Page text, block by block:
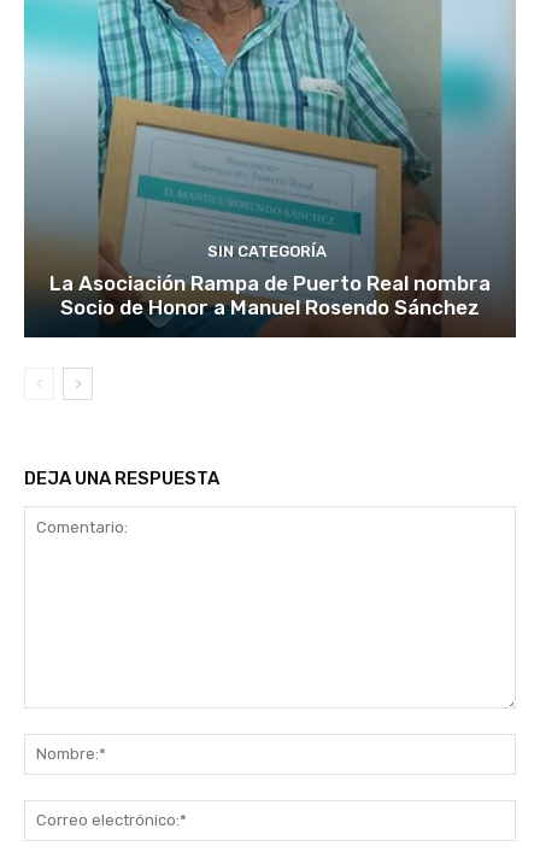
SIN CATEGORÍA
La Asociación Rampa de Puerto Real nombra
Socio de Honor a Manuel Rosendo Sánchez
DEJA UNA RESPUESTA